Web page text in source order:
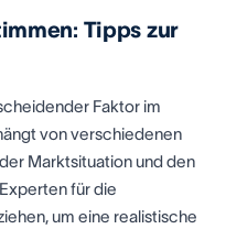
Tipps zur
Faktor im
von verschiedenen
Marktsituation und den
für die
um eine realistische